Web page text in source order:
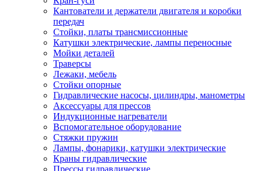
Кантователи и держатели двигателя и коробки
передач
Стойки, платы трансмиссионные
Катушки электрические, лампы переносные
Мойки деталей
Траверсы
Лежаки, мебель
Стойки опорные
Гидравлические насосы, цилиндры, манометры
Аксессуары для прессов
Индукционные нагреватели
Вспомогательное оборудование
Стяжки пружин
Лампы, фонарики, катушки электрические
Краны гидравлические
Прессы гидравлические